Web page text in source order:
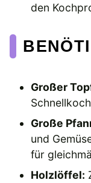
den
Großer
Große
und
für
Holzlöffel: